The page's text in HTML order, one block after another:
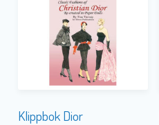
Klippbok Dior